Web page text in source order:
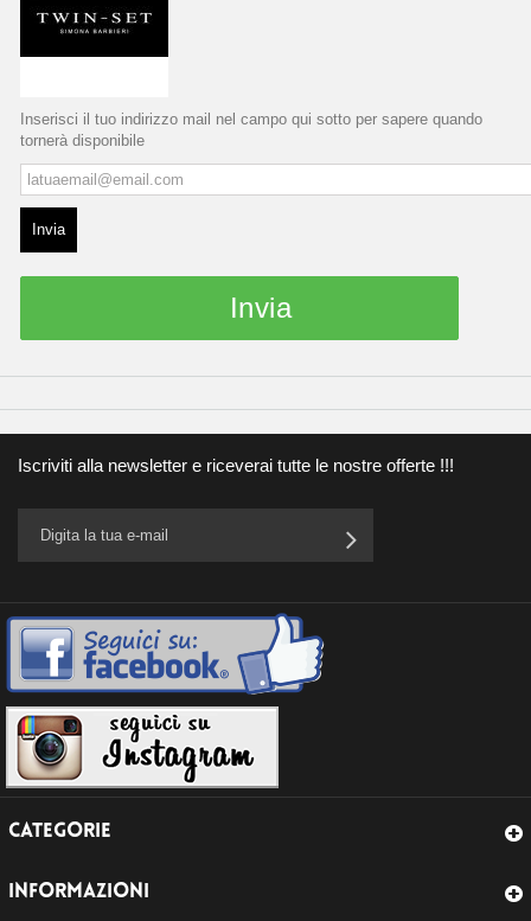
Inserisci il tuo indirizzo mail nel campo qui sotto per sapere quando
tornerà disponibile
Invia
Invia
Iscriviti alla newsletter e riceverai tutte le nostre offerte !!!
CATEGORIE
INFORMAZIONI